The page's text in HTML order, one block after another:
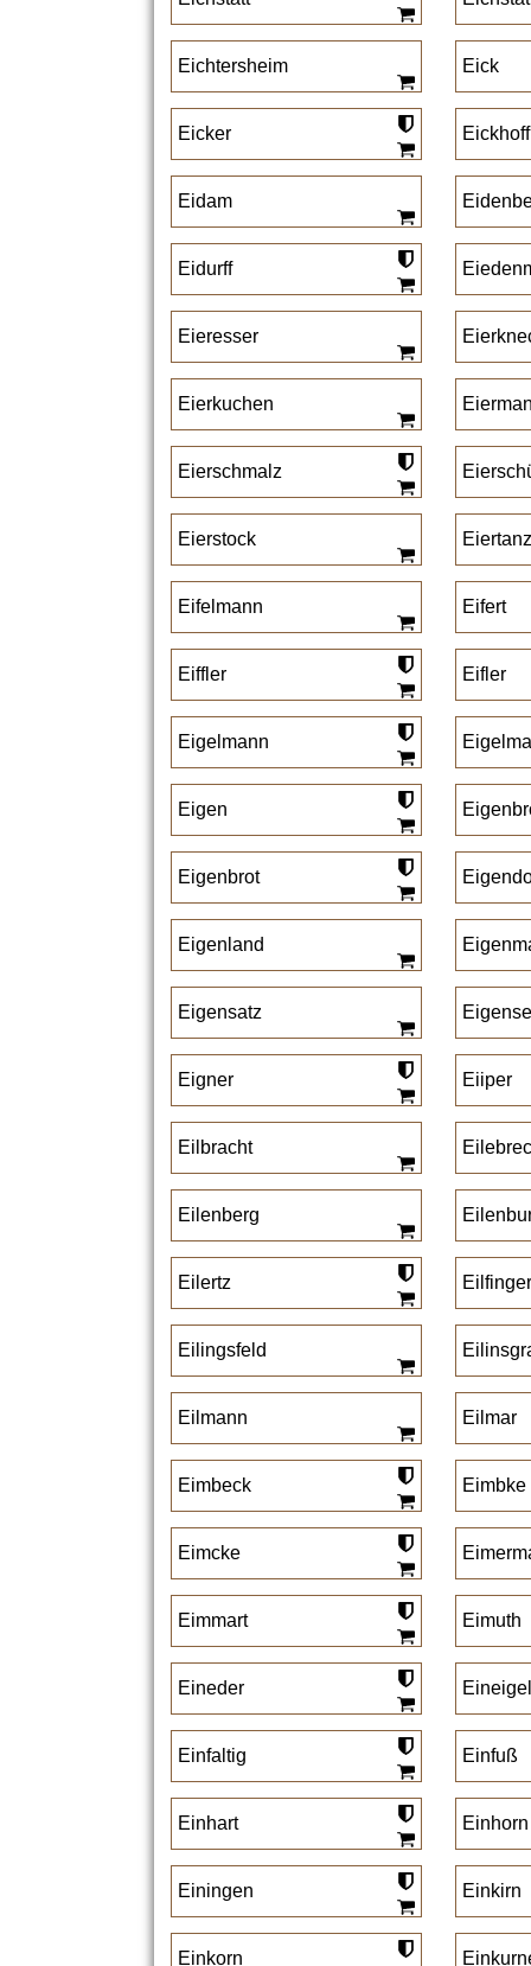
Eichtersheim Eick
Eicker Eickhoff
Eidam
Eidurff
Eieresser
Eierkuchen
Eierschmalz
Eierstock Eiertanz
Eifelmann Eifert
Eiffler Eifler
Eigelmann
Eigen
Eigenbrot
Eigenland
Eigensatz
Eigner Eiiper
Eilbracht
Eilenberg
Eilertz Eilfinger
Eilingsfeld
Eilmann Eilmar
Eimbeck Eimbke
Eimcke
Eimmart Eimuth
Eineder Eineigel
Einfaltig Einfuß
Einhart Einhorn
Einingen Einkirn
Einkorn